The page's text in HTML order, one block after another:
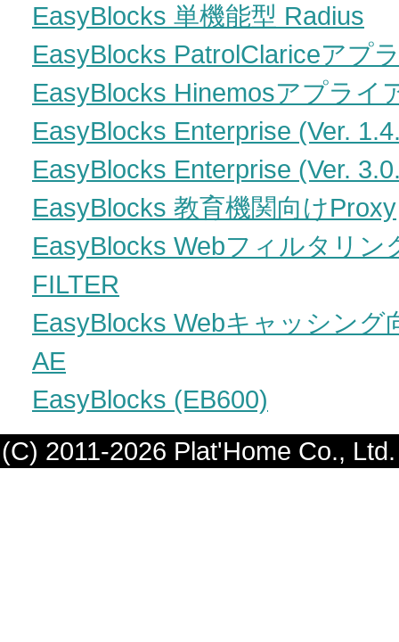
EasyBlocks 単機能型 Radius
EasyBlocks PatrolClariceアプ
EasyBlocks Hinemosアプライ
EasyBlocks Enterprise (Ver.
EasyBlocks Enterprise (Ver.
EasyBlocks 教育機関向けProxy
EasyBlocks Webフィルタリン
FILTER
EasyBlocks Webキャッシン
AE
EasyBlocks (EB600)
(C) 2011-2026 Plat'Home Co., Ltd.